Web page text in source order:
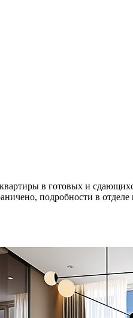
в готовых и
подробности в отделе